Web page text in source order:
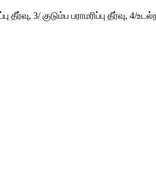
3/ குடும்ப பராமரிப்பு தீர்வு,